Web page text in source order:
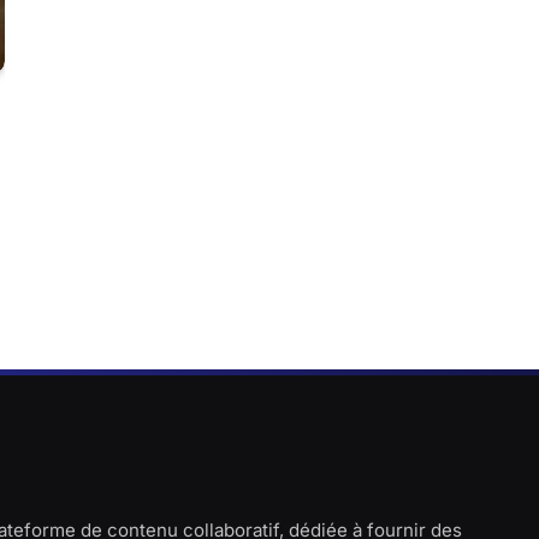
de contenu collaboratif, dédiée à fournir des